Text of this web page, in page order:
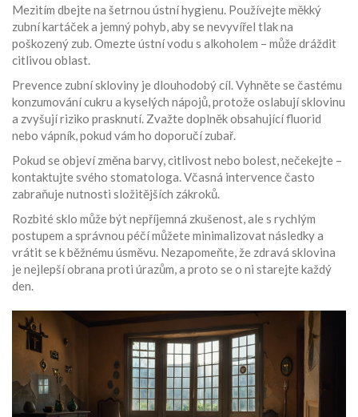
Mezitím dbejte na šetrnou ústní hygienu. Používejte měkký
zubní kartáček a jemný pohyb, aby se nevyvířel tlak na
poškozený zub. Omezte ústní vodu s alkoholem – může dráždit
citlivou oblast.
Prevence zubní skloviny je dlouhodobý cíl. Vyhněte se častému
konzumování cukru a kyselých nápojů, protože oslabují sklovinu
a zvyšují riziko prasknutí. Zvažte doplněk obsahující fluorid
nebo vápník, pokud vám ho doporučí zubař.
Pokud se objeví změna barvy, citlivost nebo bolest, nečekejte –
kontaktujte svého stomatologa. Včasná intervence často
zabraňuje nutnosti složitějších zákroků.
Rozbité sklo může být nepříjemná zkušenost, ale s rychlým
postupem a správnou péčí můžete minimalizovat následky a
vrátit se k běžnému úsměvu. Nezapomeňte, že zdravá sklovina
je nejlepší obrana proti úrazům, a proto se o ni starejte každý
den.